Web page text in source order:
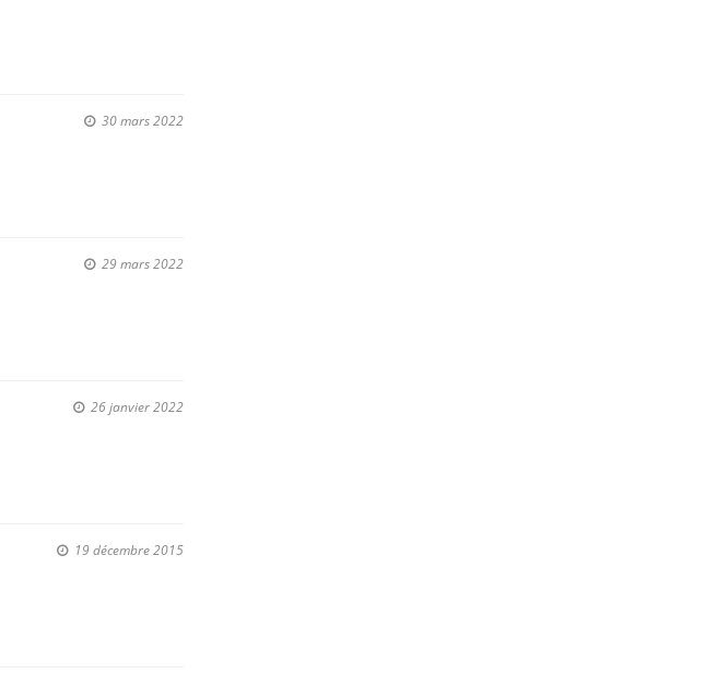
30 mars 2022
29 mars 2022
26 janvier 2022
19 décembre 2015